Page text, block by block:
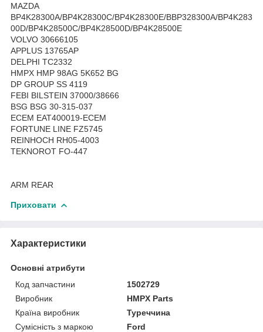
MAZDA
BP4K28300A/BP4K28300C/BP4K28300E/BBP328300A/BP4K283
00D/BP4K28500C/BP4K28500D/BP4K28500E
VOLVO 30666105
APPLUS 13765AP
DELPHI TC2332
HMPX HMP 98AG 5K652 BG
DP GROUP SS 4119
FEBI BILSTEIN 37000/38666
BSG BSG 30-315-037
ECEM EAT400019-ECEM
FORTUNE LINE FZ5745
REINHOCH RH05-4003
TEKNOROT FO-447
ARM REAR
Приховати
Характеристики
Основні атрибути
Код запчастини
1502729
Виробник
HMPX Parts
Країна виробник
Туреччина
Сумісність з маркою
Ford